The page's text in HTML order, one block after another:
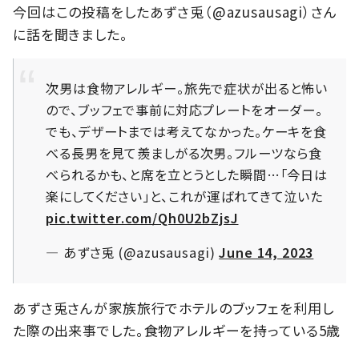
今回はこの投稿をしたあずさ兎（@azusausagi）さん
に話を聞きました。
次男は食物アレルギー。旅先で症状が出ると怖い
ので、ブッフェで事前に対応プレートをオーダー。
でも、デザートまでは考えてなかった。ケーキを食
べる長男を見て羨ましがる次男。フルーツなら食
べられるかも、と席を立とうとした瞬間…「今日は
楽にしてください」と、これが運ばれてきて泣いた
pic.twitter.com/Qh0U2bZjsJ
— あずさ兎 (@azusausagi)June 14, 2023
あずさ兎さんが家族旅行でホテルのブッフェを利用し
た際の出来事でした。食物アレルギーを持っている5歳